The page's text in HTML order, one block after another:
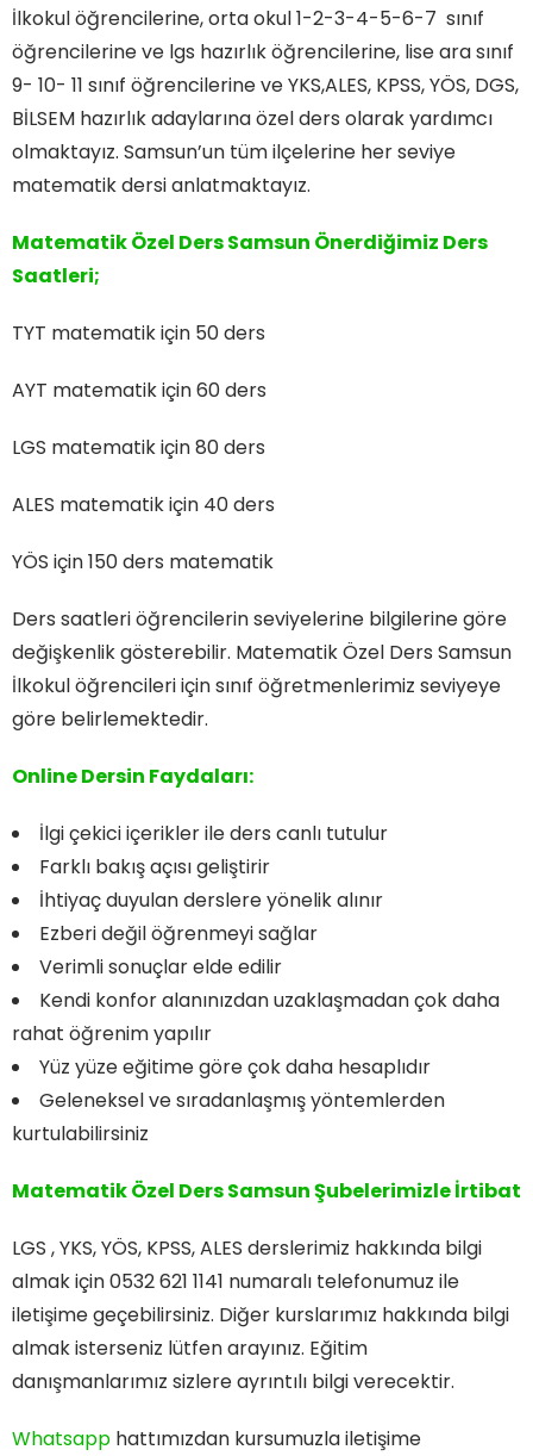
İlkokul öğrencilerine, orta okul 1-2-3-4-5-6-7 sınıf
öğrencilerine ve lgs hazırlık öğrencilerine, lise ara sınıf
9- 10- 11 sınıf öğrencilerine ve YKS,ALES, KPSS, YÖS, DGS,
BİLSEM hazırlık adaylarına özel ders olarak yardımcı
olmaktayız. Samsun’un tüm ilçelerine her seviye
matematik dersi anlatmaktayız.
Matematik Özel Ders Samsun Önerdiğimiz Ders
Saatleri;
TYT matematik için 50 ders
AYT matematik için 60 ders
LGS matematik için 80 ders
ALES matematik için 40 ders
YÖS için 150 ders matematik
Ders saatleri öğrencilerin seviyelerine bilgilerine göre
değişkenlik gösterebilir. Matematik Özel Ders Samsun
İlkokul öğrencileri için sınıf öğretmenlerimiz seviyeye
göre belirlemektedir.
Online Dersin Faydaları:
İlgi çekici içerikler ile ders canlı tutulur
Farklı bakış açısı geliştirir
İhtiyaç duyulan derslere yönelik alınır
Ezberi değil öğrenmeyi sağlar
Verimli sonuçlar elde edilir
Kendi konfor alanınızdan uzaklaşmadan çok daha
rahat öğrenim yapılır
Yüz yüze eğitime göre çok daha hesaplıdır
Geleneksel ve sıradanlaşmış yöntemlerden
kurtulabilirsiniz
Matematik Özel Ders Samsun Şubelerimizle İrtibat
LGS , YKS, YÖS, KPSS, ALES derslerimiz hakkında bilgi
almak için 0532 621 1141 numaralı telefonumuz ile
iletişime geçebilirsiniz. Diğer kurslarımız hakkında bilgi
almak isterseniz lütfen arayınız. Eğitim
danışmanlarımız sizlere ayrıntılı bilgi verecektir.
Whatsapp hattımızdan kursumuzla iletişime